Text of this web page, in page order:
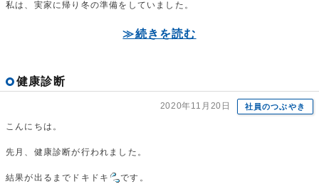
私は、実家に帰り冬の準備をしていました。
≫続きを読む
健康診断
2020年11月20日 社員のつぶやき
こんにちは。
先月、健康診断が行われました。
結果が出るまでドキドキ
です。